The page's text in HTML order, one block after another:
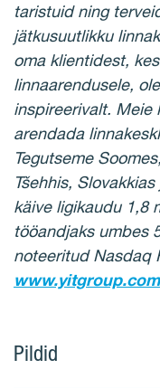
taristuid ning
jätkusuutlikku
oma klientidest,
linnaarendusele,
inspireerivalt. Meie
arendada
Tegutseme
Tšehhis,
käive ligikaudu 1,8
tööandjaks umbes
noteeritud Nasdaq
www.yitgroup.com
Pildid